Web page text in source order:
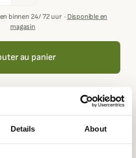
Details About
binnen 24/ 72 uur· Disponible en
magasin
au panier
at least € 100,00 of products in